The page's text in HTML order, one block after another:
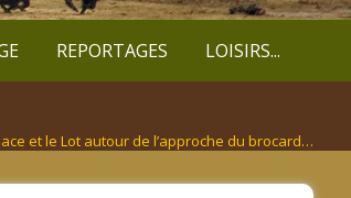
REPORTAGES LOISIRS...
et le Lot autour de l’approche du brocard…